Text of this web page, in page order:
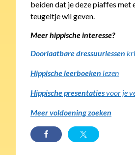
beiden dat je deze piaffes met
teugeltje wil geven.
Meer hippische interesse?
Doorlaatbare dressuurlessen
Hippische leerboeken lezen
Hippische presentatiesvoor je
Meer voldoening zoeken